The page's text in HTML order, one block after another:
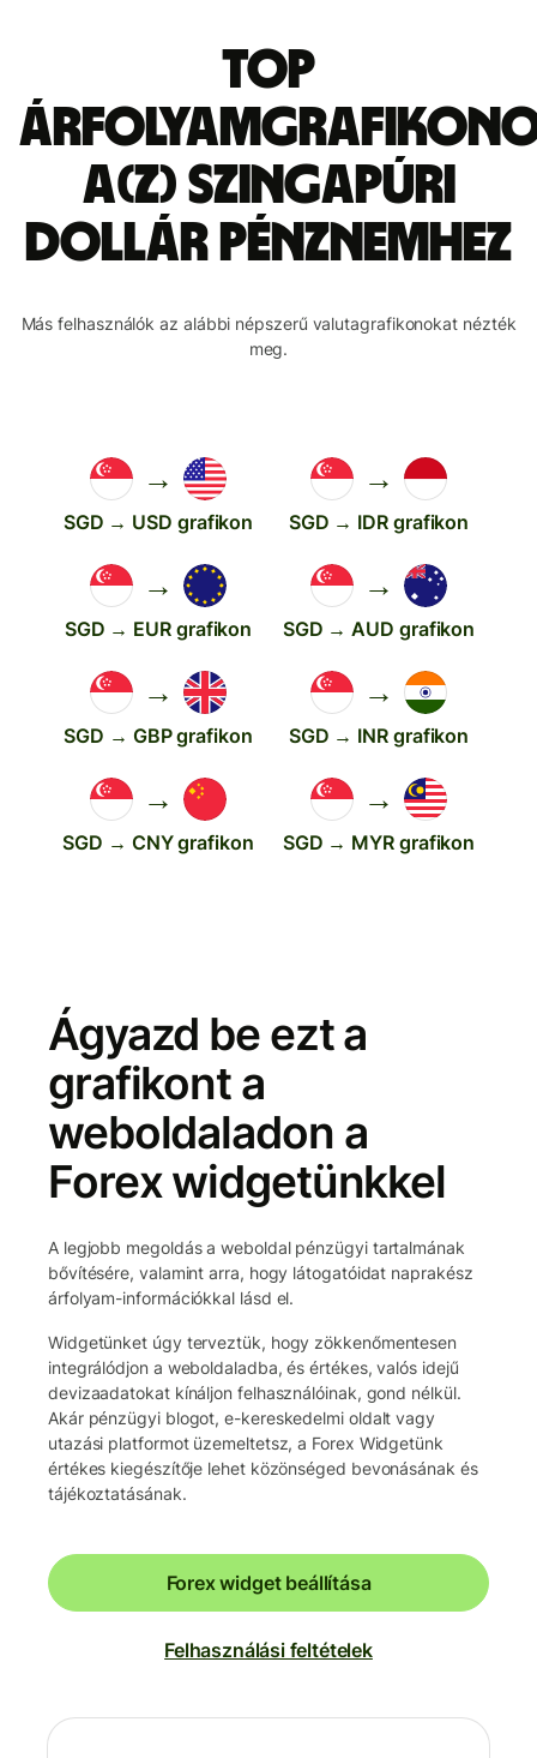
Top
a(z) szingapúri
dollár pénznemhez
Más felhasználók az alábbi népszerű valutagrafikonokat nézték
meg.
→
SGD → USD grafikon
→
SGD → IDR grafikon
→
SGD → EUR grafikon
→
SGD → AUD grafikon
→
SGD → GBP grafikon
→
SGD → INR grafikon
→
SGD → CNY grafikon
→
SGD → MYR grafikon
Ágyazd be ezt a
grafikont a
weboldaladon a
Forex widgetünkkel
A legjobb megoldás a weboldal pénzügyi tartalmának
bővítésére, valamint arra, hogy látogatóidat naprakész
árfolyam-információkkal lásd el.
Widgetünket úgy terveztük, hogy zökkenőmentesen
integrálódjon a weboldaladba, és értékes, valós idejű
devizaadatokat kínáljon felhasználóinak, gond nélkül.
Akár pénzügyi blogot, e-kereskedelmi oldalt vagy
utazási platformot üzemeltetsz, a Forex Widgetünk
értékes kiegészítője lehet közönséged bevonásának és
tájékoztatásának.
Forex widget beállítása
Felhasználási feltételek